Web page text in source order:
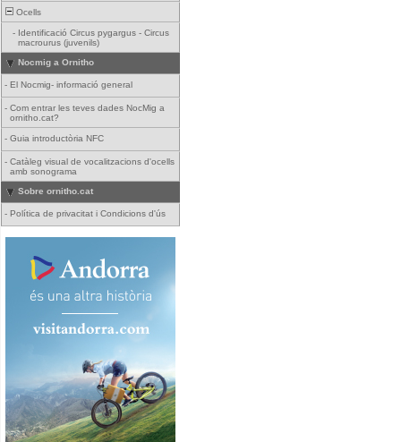
Ocells
- Identificació Circus pygargus - Circus
macrourus (juvenils)
Nocmig a Ornitho
- El Nocmig- informació general
- Com entrar les teves dades NocMig a
ornitho.cat?
- Guia introductòria NFC
- Catàleg visual de vocalitzacions d'ocells
amb sonograma
Sobre ornitho.cat
- Política de privacitat i Condicions d'ús